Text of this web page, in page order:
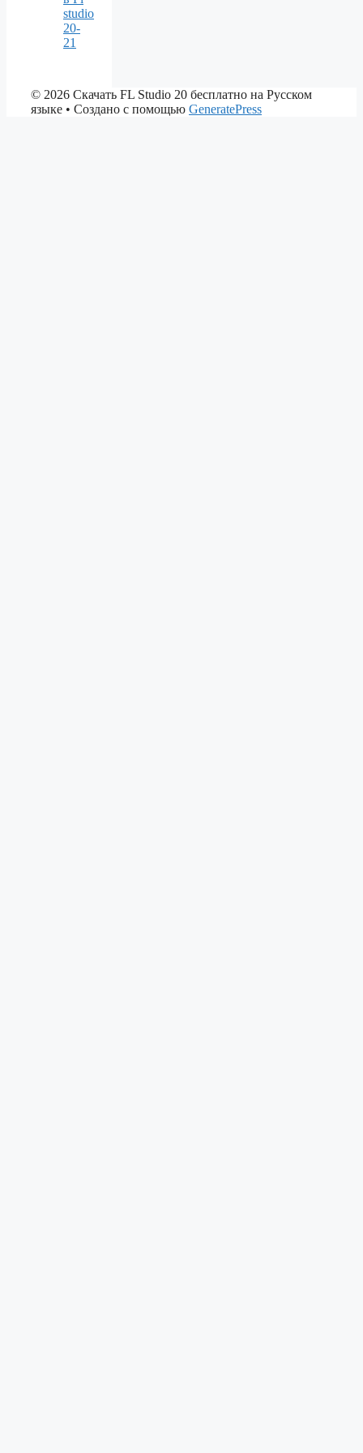
studio
20-
21
© 2026 Скачать FL Studio 20 бесплатно на Русском
языке • Создано с помощью GeneratePress